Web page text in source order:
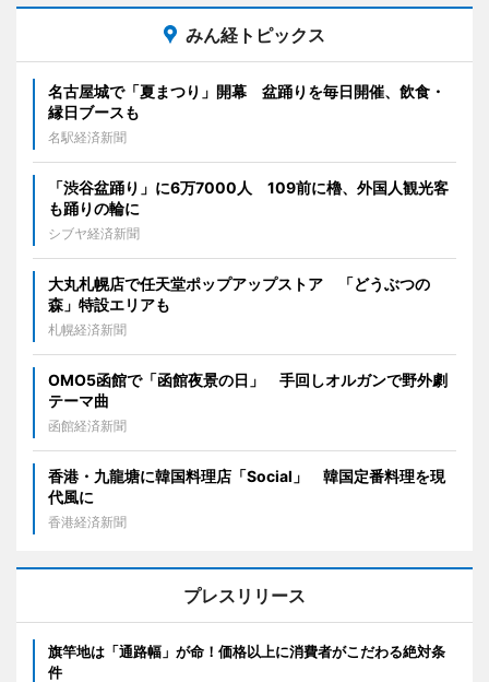
みん経トピックス
名古屋城で「夏まつり」開幕 盆踊りを毎日開催、飲食・
縁日ブースも
名駅経済新聞
「渋谷盆踊り」に6万7000人 109前に櫓、外国人観光客
も踊りの輪に
シブヤ経済新聞
大丸札幌店で任天堂ポップアップストア 「どうぶつの
森」特設エリアも
札幌経済新聞
OMO5函館で「函館夜景の日」 手回しオルガンで野外劇
テーマ曲
函館経済新聞
香港・九龍塘に韓国料理店「Social」 韓国定番料理を現
代風に
香港経済新聞
プレスリリース
旗竿地は「通路幅」が命！価格以上に消費者がこだわる絶対条
件